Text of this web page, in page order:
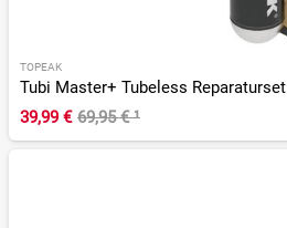
TOPEAK
Tubi Master+ Tubeless Reparaturset
39,99 € 69,95 €¹